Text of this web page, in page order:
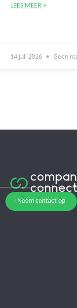
LEES MEER >
14 juli 2026 Geen
Neem contact op